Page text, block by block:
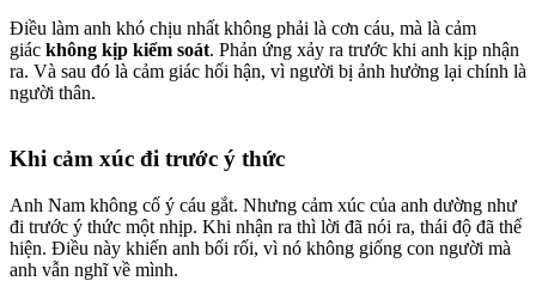
Điều làm anh khó chịu nhất không phải là cơn cáu, mà là cảm
giác không kịp kiểm soát. Phản ứng xảy ra trước khi anh kịp nhận
ra. Và sau đó là cảm giác hối hận, vì người bị ảnh hưởng lại chính là
người thân.
Khi cảm xúc đi trước ý thức
Anh Nam không cố ý cáu gắt. Nhưng cảm xúc của anh dường như
đi trước ý thức một nhịp. Khi nhận ra thì lời đã nói ra, thái độ đã thể
hiện. Điều này khiến anh bối rối, vì nó không giống con người mà
anh vẫn nghĩ về mình.